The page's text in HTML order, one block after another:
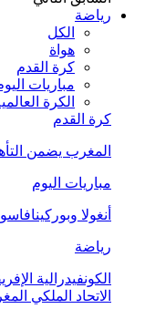
رياضة
الكل
هواة
كرة القدم
مباريات
الكرة
كرة القدم
المغرب يضمن
مباريات اليوم
أنغولا
رياضة
الكونفيدرالية
الاتحاد الملكي